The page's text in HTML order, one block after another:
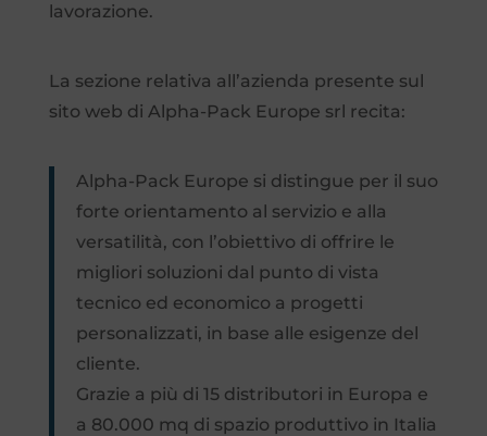
lavorazione.
La sezione relativa all’azienda presente sul
sito web di Alpha-Pack Europe srl recita:
Alpha-Pack Europe si distingue per il suo
forte orientamento al servizio e alla
versatilità, con l’obiettivo di offrire le
migliori soluzioni dal punto di vista
tecnico ed economico a progetti
personalizzati, in base alle esigenze del
cliente.
Grazie a più di 15 distributori in Europa e
a 80.000 mq di spazio produttivo in Italia